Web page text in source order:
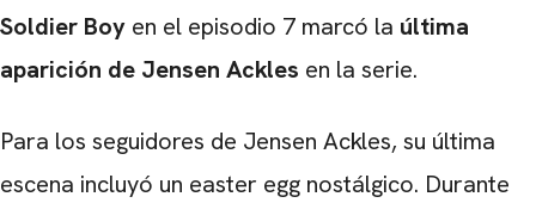
Soldier Boy en el episodio 7 marcó la última
aparición de Jensen Ackles en la serie.
Para los seguidores de Jensen Ackles, su última
escena incluyó un easter egg nostálgico. Durante